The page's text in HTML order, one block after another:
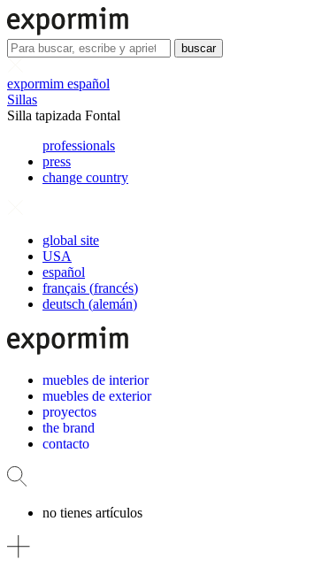
buscar
expormim español
Sillas
Silla tapizada Fontal
professionals
press
change country
global site
USA
español
français (francés)
deutsch (alemán)
muebles de interior
muebles de exterior
proyectos
the brand
contacto
no tienes artículos